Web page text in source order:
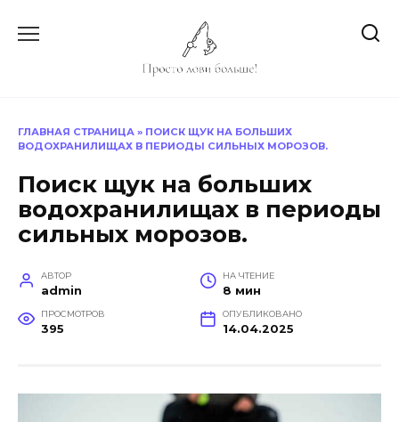
ГЛАВНАЯ СТРАНИЦА » ПОИСК ЩУК НА БОЛЬШИХ
ВОДОХРАНИЛИЩАХ В ПЕРИОДЫ СИЛЬНЫХ МОРОЗОВ.
Поиск щук на больших
водохранилищах в периоды
сильных морозов.
АВТОР
admin
НА ЧТЕНИЕ
8 мин
ПРОСМОТРОВ
395
ОПУБЛИКОВАНО
14.04.2025